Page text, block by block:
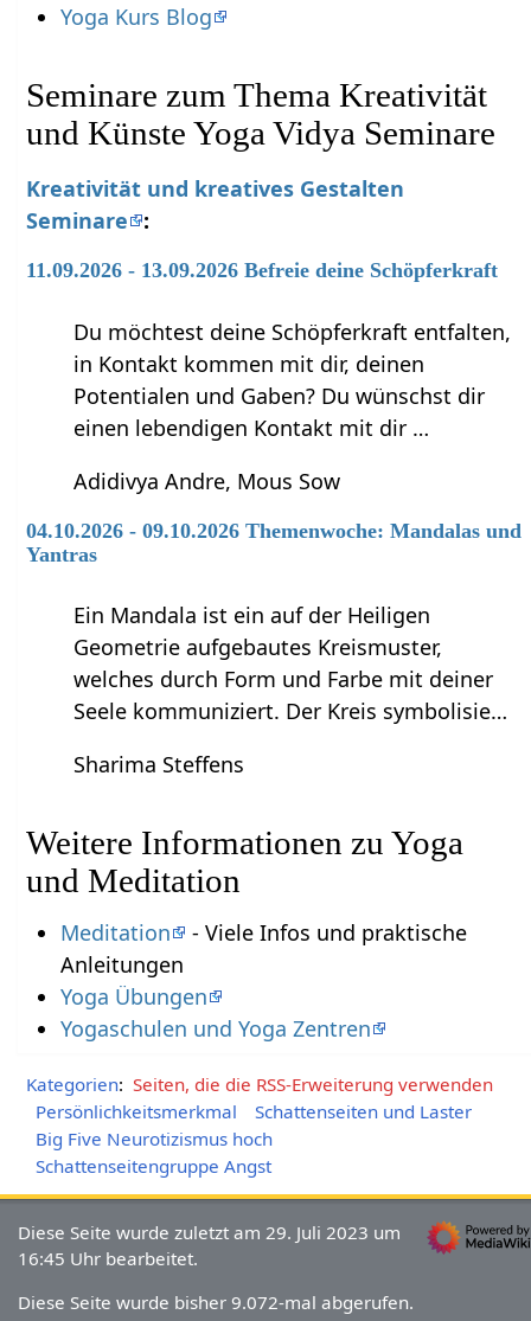
Yoga Kurs Blog
Seminare zum Thema Kreativität
und Künste Yoga Vidya Seminare
Kreativität und kreatives Gestalten
Seminare
:
11.09.2026 - 13.09.2026 Befreie deine Schöpferkraft
Du möchtest deine Schöpferkraft entfalten,
in Kontakt kommen mit dir, deinen
Potentialen und Gaben? Du wünschst dir
einen lebendigen Kontakt mit dir …
Adidivya Andre, Mous Sow
04.10.2026 - 09.10.2026 Themenwoche: Mandalas und
Yantras
Ein Mandala ist ein auf der Heiligen
Geometrie aufgebautes Kreismuster,
welches durch Form und Farbe mit deiner
Seele kommuniziert. Der Kreis symbolisie…
Sharima Steffens
Weitere Informationen zu Yoga
und Meditation
Meditation
- Viele Infos und praktische
Anleitungen
Yoga Übungen
Yogaschulen und Yoga Zentren
Kategorien: Seiten, die die RSS-Erweiterung verwenden
Persönlichkeitsmerkmal
Schattenseiten und Laster
Big Five Neurotizismus hoch
Schattenseitengruppe Angst
Diese Seite wurde zuletzt am 29. Juli 2023 um
16:45 Uhr bearbeitet.
Diese Seite wurde bisher 9.072-mal abgerufen.